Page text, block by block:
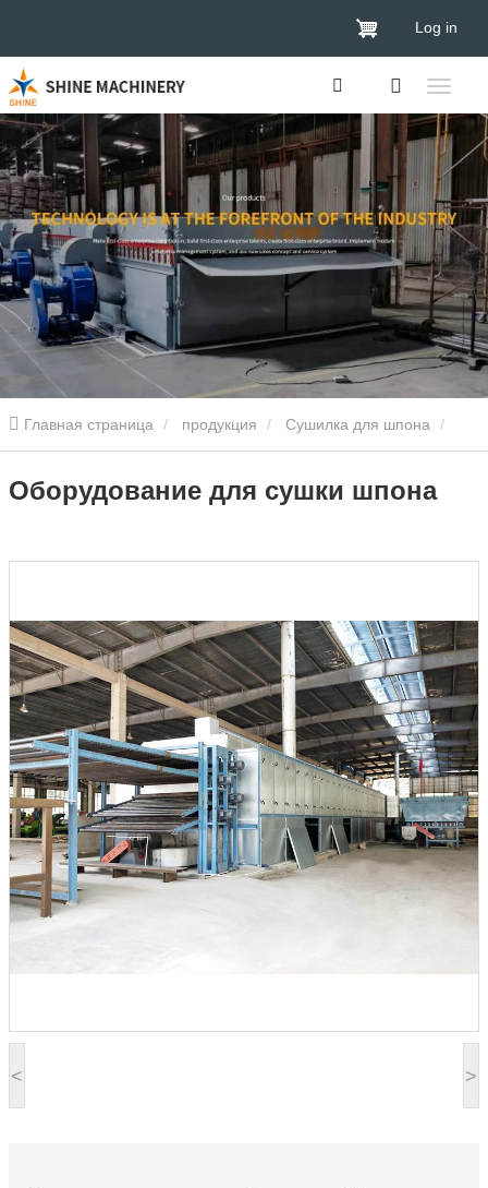
Log in
Главная страница продукция Сушилка для шпона
Сушилка для шпона древесины
< >
Оборудование для сушки шпона